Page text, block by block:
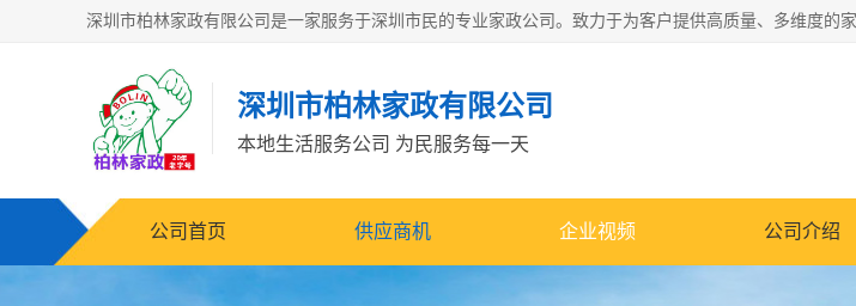
深圳市柏林家政有限公司
本地生活服务公司 为民服务每一天
公司首页 供应商机 企业视频 公司介绍